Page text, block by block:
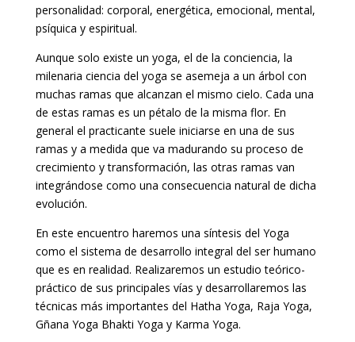
personalidad: corporal, energética, emocional, mental,
psíquica y espiritual.
Aunque solo existe un yoga, el de la conciencia, la
milenaria ciencia del yoga se asemeja a un árbol con
muchas ramas que alcanzan el mismo cielo. Cada una
de estas ramas es un pétalo de la misma flor. En
general el practicante suele iniciarse en una de sus
ramas y a medida que va madurando su proceso de
crecimiento y transformación, las otras ramas van
integrándose como una consecuencia natural de dicha
evolución.
En este encuentro haremos una síntesis del Yoga
como el sistema de desarrollo integral del ser humano
que es en realidad. Realizaremos un estudio teórico-
práctico de sus principales vías y desarrollaremos las
técnicas más importantes del Hatha Yoga, Raja Yoga,
Gñana Yoga Bhakti Yoga y Karma Yoga.